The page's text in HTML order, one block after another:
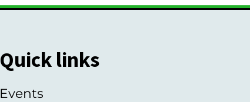
Quick links
Events